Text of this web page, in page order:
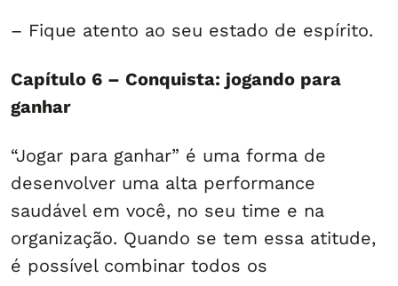
– Fique atento ao seu estado de espírito.
Capítulo 6 – Conquista: jogando para
ganhar
“Jogar para ganhar” é uma forma de
desenvolver uma alta performance
saudável em você, no seu time e na
organização. Quando se tem essa atitude,
é possível combinar todos os